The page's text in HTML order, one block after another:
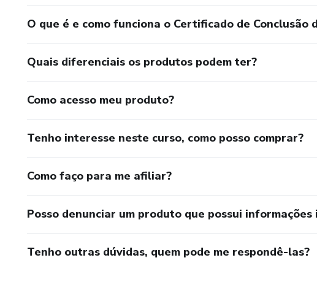
O que é e como funciona o Certificado de Conclusão
Quais diferenciais os produtos podem ter?
Como acesso meu produto?
Tenho interesse neste curso, como posso comprar?
Como faço para me afiliar?
Posso denunciar um produto que possui informações
Tenho outras dúvidas, quem pode me respondê-las?